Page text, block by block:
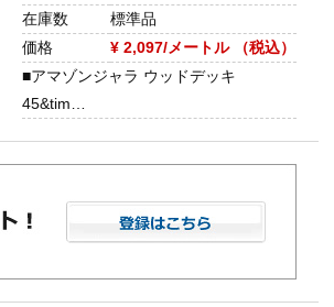
在庫数
標準品
価格
¥ 2,097/メートル （税込）
■アマゾンジャラ ウッドデッキ
45&tim…